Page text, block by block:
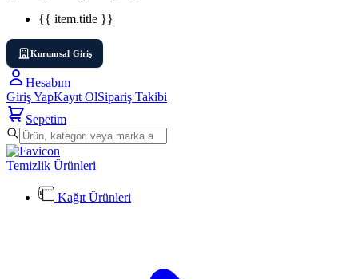
{{ item.title }}
Kurumsal Giriş
Hesabım
Giriş YapKayıt OlSipariş Takibi
Sepetim
Temizlik Ürünleri
Kağıt Ürünleri